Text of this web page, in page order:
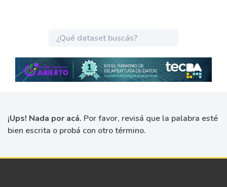
¡Ups! Nada por acá. Por favor, revisá que la palabra esté
bien escrita o probá con otro término.